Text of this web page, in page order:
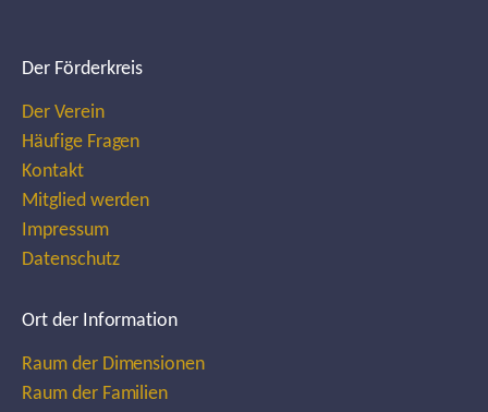
Der Förderkreis
Der Verein
Häufige Fragen
Kontakt
Mitglied werden
Impressum
Datenschutz
Ort der Information
Raum der Dimensionen
Raum der Familien